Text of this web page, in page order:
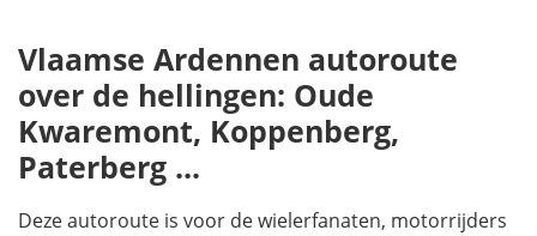
Vlaamse Ardennen autoroute
over de hellingen: Oude
Kwaremont, Koppenberg,
Paterberg ...
Deze autoroute is voor de wielerfanaten, motorrijders